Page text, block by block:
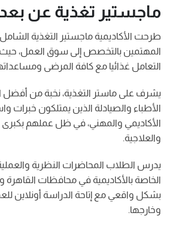
ماجستير تغذية عن بعد
طرحت الأكاديمية ماجستير التغذية
المهتمين بالتخصص إلى سوق العمل، حيث
التعامل غذائيا مع كافة المرضى
يشرف على ماستر التغذية، نخبة من أفضل
الأطباء والصيادلة الذين يمتلكون خبرات
الأكاديمي والمهني، في ظل عملهم
والعلاجية.
يدرس الطلاب المحاضرات النظرية
الخاصة بالأكاديمية في محافظات القاهرة
بشكل واقعي مع إتاحة الدراسة أونلاين
وخارجها.